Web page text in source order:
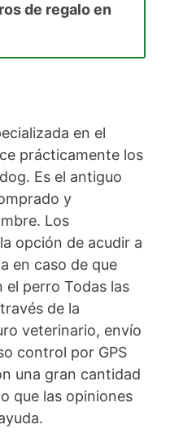
de regalo en
en el
prácticamente los
Es el antiguo
y
Los
opción de acudir a
en caso de que
el perro Todas las
de la
veterinario, envío
control por GPS
una gran cantidad
que las opiniones